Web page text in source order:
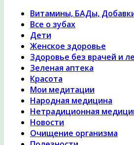
Витамины, БАДы,
Все о зубах
Дети
Женское здоровье
Здоровье без врачей и
Зеленая аптека
Красота
Мои медитации
Народная медицина
Нетрадиционная
Новости
Очищение организма